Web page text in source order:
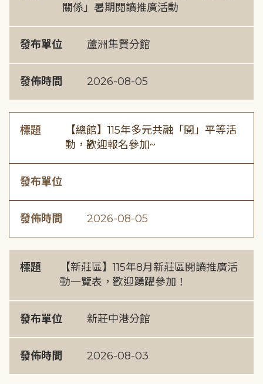
關係」暑期閱讀推廣活動
發布單位 蘆洲集賢分館
發佈時間 2026-08-05
標題
【總館】115年多元共融「閱」平等活
動，歡迎報名參加~
發布單位
發佈時間 2026-08-05
標題
【新莊區】115年8月新莊區閱讀推廣活
動一覽表，歡迎踴躍參加！
發布單位 新莊中港分館
發佈時間 2026-08-03